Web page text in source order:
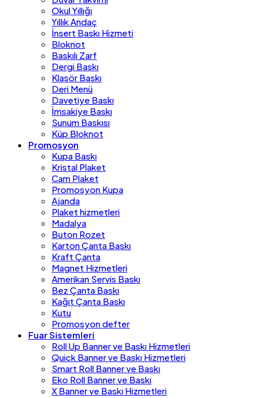
Okul Yıllığı
Yıllık Andaç
İnsert Baskı Hizmeti
Bloknot
Baskılı Zarf
Dergi Baskı
Klasör Baskı
Deri Menü
Davetiye Baskı
İmsakiye Baskı
Sunum Baskısı
Küp Bloknot
Promosyon
Kupa Baskı
Kristal Plaket
Cam Plaket
Promosyon Kupa
Ajanda
Plaket hizmetleri
Madalya
Buton Rozet
Karton Çanta Baskı
Kraft Çanta
Magnet Hizmetleri
Amerikan Servis Baskı
Bez Çanta Baskı
Kağıt Çanta Baskı
Kutu
Promosyon defter
Fuar Sistemleri
Roll Up Banner ve Baskı Hizmetleri
Quick Banner ve Baskı Hizmetleri
Smart Roll Banner ve Baskı
Eko Roll Banner ve Baskı
X Banner ve Baskı Hizmetleri